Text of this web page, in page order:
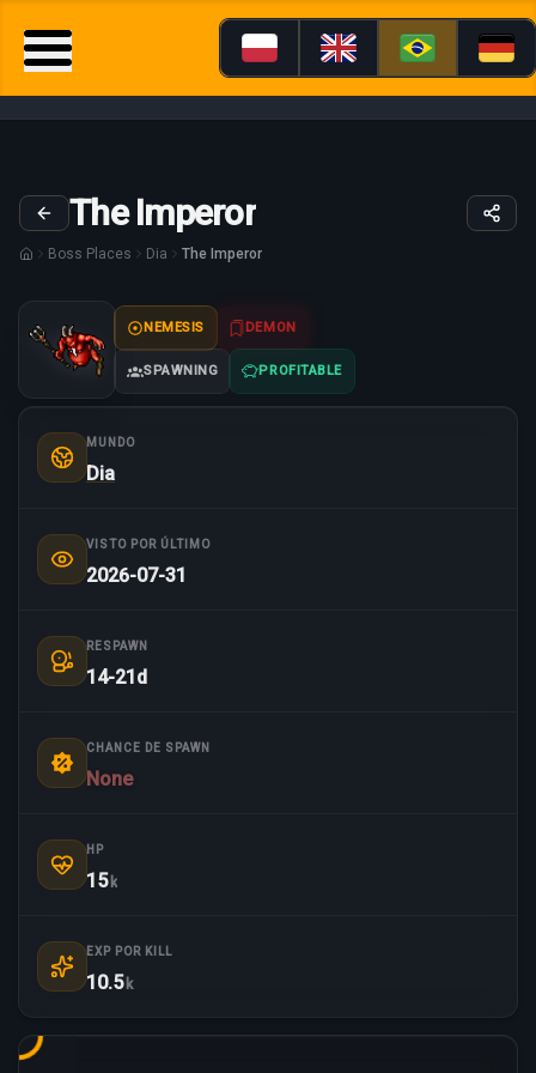
The Imperor
Boss Places Dia The Imperor
NEMESIS DEMON
SPAWNING PROFITABLE
MUNDO
Dia
VISTO POR ÚLTIMO
2026-07-31
RESPAWN
14-21d
CHANCE DE SPAWN
None
HP
15 k
EXP POR KILL
10.5 k